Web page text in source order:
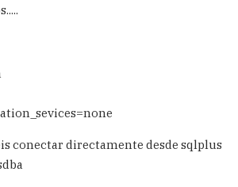
conectar directamente desde sqlplus